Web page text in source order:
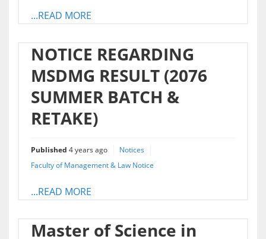
...READ MORE
NOTICE REGARDING
MSDMG RESULT (2076
SUMMER BATCH &
RETAKE)
Published 4 years ago
Notices
Faculty of Management & Law Notice
...READ MORE
Master of Science in